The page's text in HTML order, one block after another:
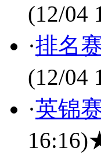
(12/04
·排名
(12/04
·英锦
16:16)